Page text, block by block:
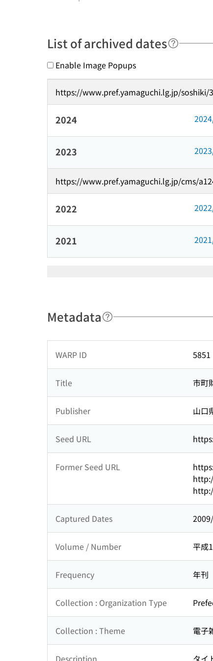
List of archived dates
Enable Image Popups
https://www.pref.yamaguchi.lg.jp/soshiki/
2024
2023
https://www.pref.yamaguchi.lg.jp/cms/
2022
2021
Metadata
WARP ID 5851
Title 市町
Publisher 山口
Seed URL
Former Seed URL
Captured Dates
Volume / Number 平成
Frequency 年刊
Collection : Organization Type
Collection : Theme 電子
Description タイ